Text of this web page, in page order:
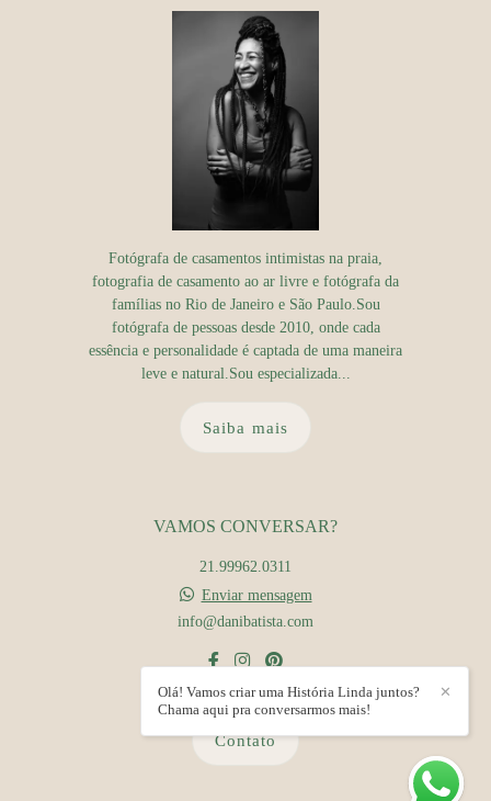
Fotógrafa de casamentos intimistas na praia,
fotografia de casamento ao ar livre e fotógrafa da
famílias no Rio de Janeiro e São Paulo.Sou
fotógrafa de pessoas desde 2010, onde cada
essência e personalidade é captada de uma maneira
leve e natural.Sou especializada...
Saiba mais
VAMOS CONVERSAR?
21.99962.0311
Enviar mensagem
info@danibatista.com
Contato
✕
Olá! Vamos criar uma História Linda juntos?
Chama aqui pra conversarmos mais!